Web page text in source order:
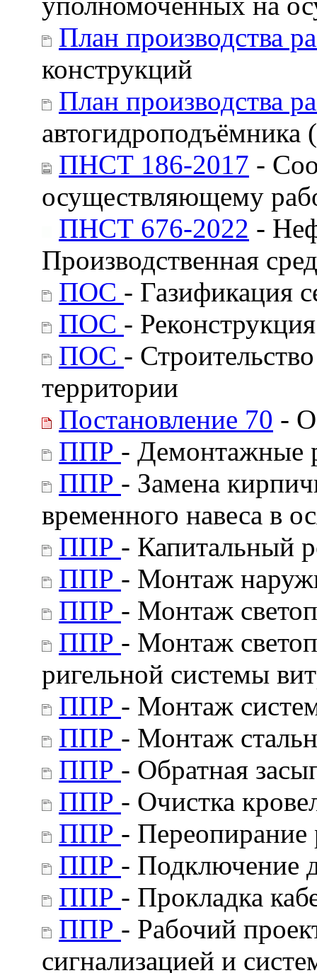
План производства
конструкций
План производства
ПНСТ 186-2017 -
осуществляющему
ПНСТ 676-2022 -
Производственная
ПОС - Газификация
ПОС -
ПОС -
территории
Постановление 70 - О
ППР - Демонтажные
ППР - Замена
временного навеса в
ППР - Капитальный
ППР - Монтаж
ППР - Монтаж
ППР - Монтаж
ригельной системы
ППР - Монтаж
ППР - Монтаж
ППР - Обратная
ППР - Очистка
ППР -
ППР - Подключение
ППР - Прокладка
ППР - Рабочий
сигнализацией и